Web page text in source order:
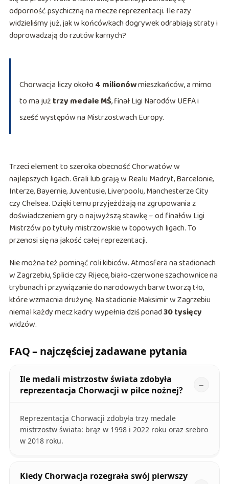
odporność psychiczną na mecze reprezentacji. Ile razy
widzieliśmy już, jak w końcówkach dogrywek odrabiają straty i
doprowadzają do rzutów karnych?
Chorwacja liczy około 4 milionówmieszkańców, a mimo
to ma już trzy medale MŚ, finał Ligi Narodów UEFA i
sześć występów na Mistrzostwach Europy.
Trzeci element to szeroka obecność Chorwatów w
najlepszych ligach. Grali lub grają w Realu Madryt, Barcelonie,
Interze, Bayernie, Juventusie, Liverpoolu, Manchesterze City
czy Chelsea. Dzięki temu przyjeżdżają na zgrupowania z
doświadczeniem gry o najwyższą stawkę – od finałów Ligi
Mistrzów po tytuły mistrzowskie w topowych ligach. To
przenosi się na jakość całej reprezentacji.
Nie można też pominąć roli kibiców. Atmosfera na stadionach
w Zagrzebiu, Splicie czy Rijece, biało‑czerwone szachownice na
trybunach i przywiązanie do narodowych barw tworzą tło,
które wzmacnia drużynę. Na stadionie Maksimir w Zagrzebiu
niemal każdy mecz kadry wypełnia dziś ponad30 tysięcy
widzów.
FAQ – najczęściej zadawane pytania
Ile medali mistrzostw świata zdobyła
reprezentacja Chorwacji w piłce nożnej?
Reprezentacja Chorwacji zdobyła trzy medale
mistrzostw świata: brąz w 1998 i 2022 roku oraz srebro
w 2018 roku.
Kiedy Chorwacja rozegrała swój pierwszy